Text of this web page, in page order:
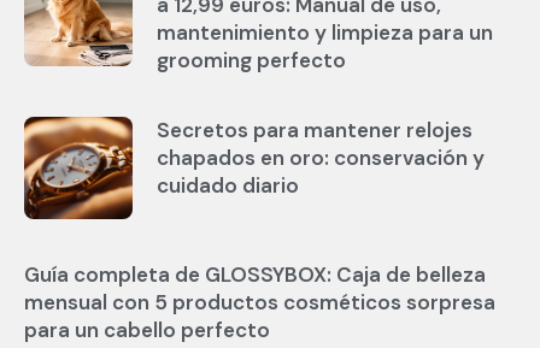
mantenimiento y limpieza para un
grooming perfecto
Secretos para mantener relojes
chapados en oro: conservación y
cuidado diario
Guía completa de GLOSSYBOX: Caja de belleza
mensual con 5 productos cosméticos sorpresa
para un cabello perfecto